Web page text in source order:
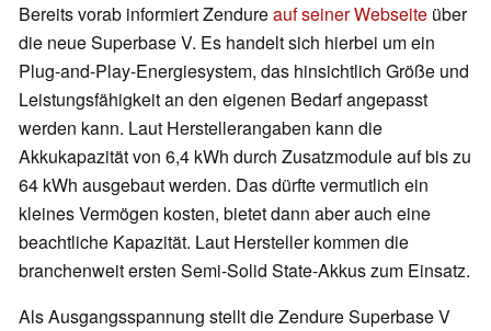
Bereits vorab informiert Zendureauf seiner Webseite über
die neue Superbase V. Es handelt sich hierbei um ein
Plug-and-Play-Energiesystem, das hinsichtlich Größe und
Leistungsfähigkeit an den eigenen Bedarf angepasst
werden kann. Laut Herstellerangaben kann die
Akkukapazität von 6,4 kWh durch Zusatzmodule auf bis zu
64 kWh ausgebaut werden. Das dürfte vermutlich ein
kleines Vermögen kosten, bietet dann aber auch eine
beachtliche Kapazität. Laut Hersteller kommen die
branchenweit ersten Semi-Solid State-Akkus zum Einsatz.
Als Ausgangsspannung stellt die Zendure Superbase V